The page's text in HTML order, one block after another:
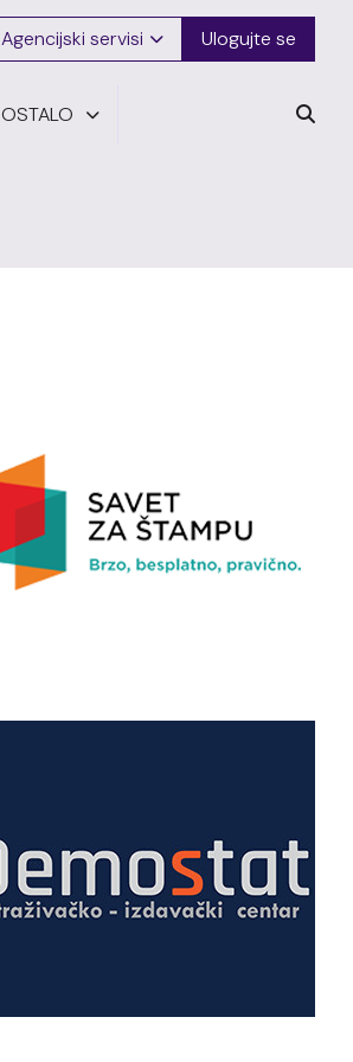
Agencijski servisi Ulogujte se
OSTALO